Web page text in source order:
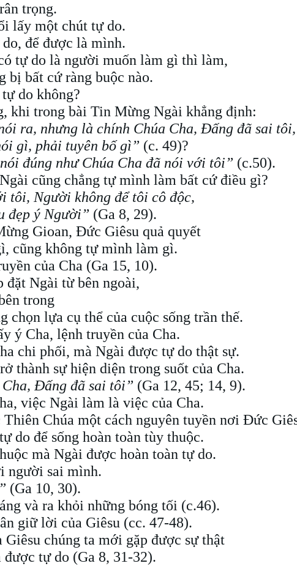
trọng.
lấy một chút tự do.
để được là mình.
tự do là người muốn làm gì thì làm,
bị bất cứ ràng buộc nào.
do không?
khi trong bài Tin Mừng Ngài khẳng định:
ra, nhưng là chính Chúa Cha, Đấng đã sai tôi,
gì, phải tuyên bố gì” (c. 49)?
đúng như Chúa Cha đã nói với tôi” (c.50).
cũng chẳng tự mình làm bất cứ điều gì?
tôi, Người không để tôi cô độc,
đẹp ý Người” (Ga 8, 29).
Gioan, Đức Giêsu quả quyết
cũng không tự mình làm gì.
của Cha (Ga 15, 10).
đặt Ngài từ bên ngoài,
trong
chọn lựa cụ thể của cuộc sống trần thế.
ý Cha, lệnh truyền của Cha.
chi phối, mà Ngài được tự do thật sự.
thành sự hiện diện trong suốt của Cha.
Đấng đã sai tôi” (Ga 12, 45; 14, 9).
việc Ngài làm là việc của Cha.
Thiên Chúa một cách nguyên tuyền nơi Đức
do để sống hoàn toàn tùy thuộc.
mà Ngài được hoàn toàn tự do.
người sai mình.
(Ga 10, 30).
và ra khỏi những bóng tối (c.46).
giữ lời của Giêsu (cc. 47-48).
chúng ta mới gặp được sự thật
được tự do (Ga 8, 31-32).